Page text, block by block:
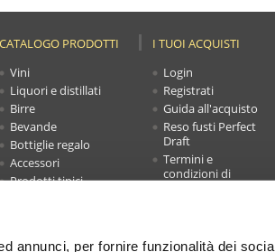
annunci, per fornire funzionalità dei
CATALOGO PRODOTTI
Vini
Liquori e distillati
Birre
Bevande
Bottiglie regalo
Accessori
Prodotti tipici
I TUOI ACQUISTI
Login
Registrati
Guida all'acquisto
Reso fusti Perfect
Draft
Termini e
condizioni di